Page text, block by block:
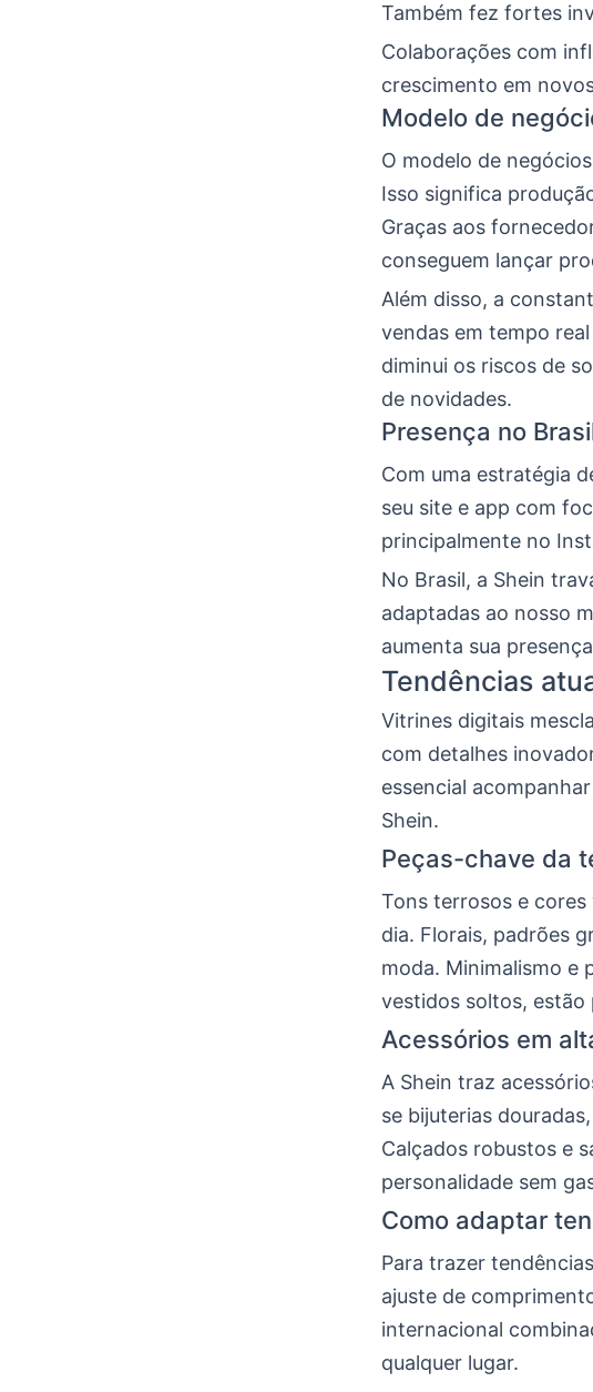
Também fez fortes
Colaborações com
crescimento em
Modelo de
O modelo de
Isso significa
Graças aos
conseguem lançar
Além disso, a
vendas em tempo
diminui os riscos de
de novidades.
Presença no
Com uma estratégia
seu site e app com
principalmente no
No Brasil, a Shein
adaptadas ao nosso
aumenta sua
Tendências
Vitrines digitais
com detalhes
essencial
Shein.
Peças-chave da
Tons terrosos e
dia. Florais, padrões
moda. Minimalismo e
vestidos soltos,
Acessórios em
A Shein traz
se bijuterias
Calçados robustos e
personalidade sem
Como adaptar
Para trazer
ajuste de
internacional
qualquer lugar.